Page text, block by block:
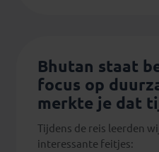
Bhutan staat
focus op
merkte je dat
Tijdens de reis leerden
interessante feitjes: